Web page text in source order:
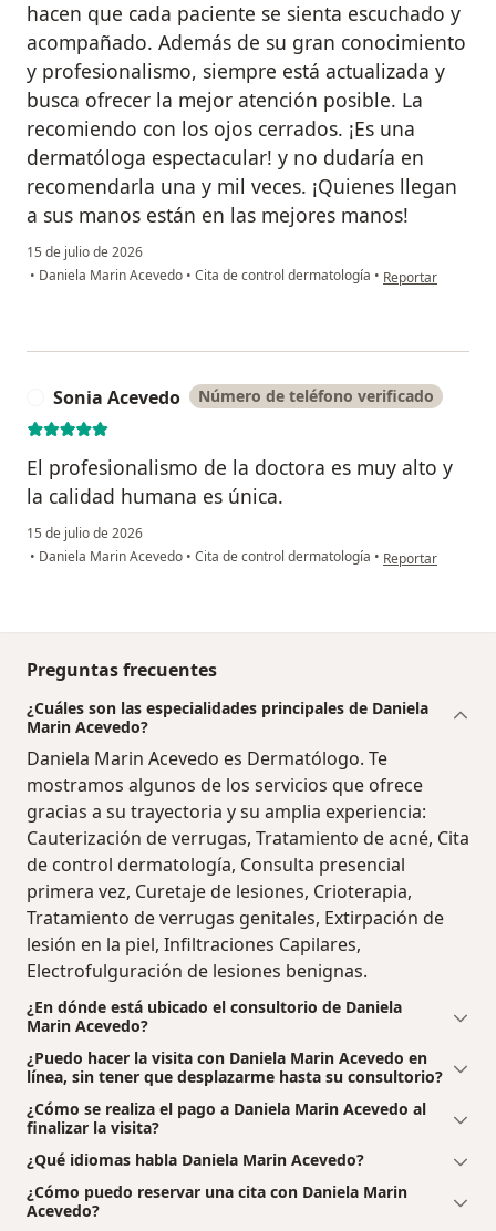
hacen que cada paciente se sienta escuchado y
acompañado. Además de su gran conocimiento
y profesionalismo, siempre está actualizada y
busca ofrecer la mejor atención posible. La
recomiendo con los ojos cerrados. ¡Es una
dermatóloga espectacular! y no dudaría en
recomendarla una y mil veces. ¡Quienes llegan
a sus manos están en las mejores manos!
15 de julio de 2026
• Daniela Marin Acevedo • Cita de control dermatología • en opinión del
Reportar
Sonia Acevedo Número de teléfono verificado
El profesionalismo de la doctora es muy alto y
la calidad humana es única.
15 de julio de 2026
• Daniela Marin Acevedo • Cita de control dermatología • en opinión del
Reportar
Preguntas frecuentes
¿Cuáles son las especialidades principales de Daniela
Marin Acevedo?
Daniela Marin Acevedo es Dermatólogo. Te
mostramos algunos de los servicios que ofrece
gracias a su trayectoria y su amplia experiencia:
Cauterización de verrugas, Tratamiento de acné, Cita
de control dermatología, Consulta presencial
primera vez, Curetaje de lesiones, Crioterapia,
Tratamiento de verrugas genitales, Extirpación de
lesión en la piel, Infiltraciones Capilares,
Electrofulguración de lesiones benignas.
¿En dónde está ubicado el consultorio de Daniela
Marin Acevedo?
¿Puedo hacer la visita con Daniela Marin Acevedo en
línea, sin tener que desplazarme hasta su consultorio?
¿Cómo se realiza el pago a Daniela Marin Acevedo al
finalizar la visita?
¿Qué idiomas habla Daniela Marin Acevedo?
¿Cómo puedo reservar una cita con Daniela Marin
Acevedo?